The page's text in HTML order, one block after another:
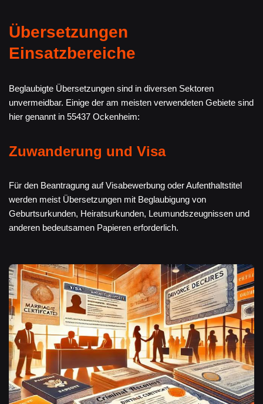
Übersetzungen
Einsatzbereiche
Beglaubigte Übersetzungen sind in diversen Sektoren
unvermeidbar. Einige der am meisten verwendeten Gebiete sind
hier genannt in 55437 Ockenheim:
Zuwanderung und Visa
Für den Beantragung auf Visabewerbung oder Aufenthaltstitel
werden meist Übersetzungen mit Beglaubigung von
Geburtsurkunden, Heiratsurkunden, Leumundszeugnissen und
anderen bedeutsamen Papieren erforderlich.